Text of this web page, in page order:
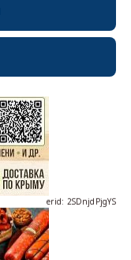
erid: 2SDnjcrDNw6
erid: 2SDnjdvhGXG